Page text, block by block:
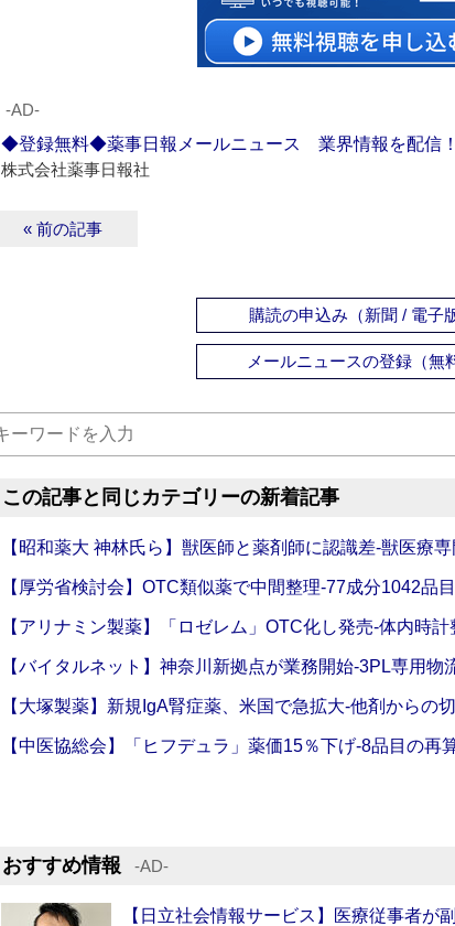
‐AD‐
◆登録無料◆薬事日報メールニュース 業界情報を配信！
株式会社薬事日報社
« 前の記事
購読の申込み（新聞 / 電子版
メールニュースの登録（無
この記事と同じカテゴリーの新着記事
【昭和薬大 神林氏ら】獣医師と薬剤師に認識差‐獣医療
【厚労省検討会】OTC類似薬で中間整理‐77成分1042品
【アリナミン製薬】「ロゼレム」OTC化し発売‐体内時
【バイタルネット】神奈川新拠点が業務開始‐3PL専用物
【大塚製薬】新規IgA腎症薬、米国で急拡大‐他剤からの
【中医協総会】「ヒフデュラ」薬価15％下げ‐8品目の再
おすすめ情報 ‐AD‐
【日立社会情報サービス】医療従事者が